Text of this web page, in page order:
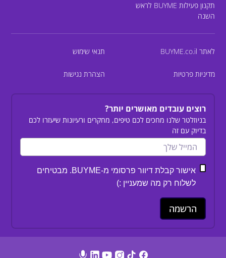
תקנון פעילות BUYME לראש
השנה
לאתר BUYME.co.il תנאי שימוש
מדיניות פרטיות הצהרת נגישות
רוצים עובדים מאושרים יותר?
בניוזלטר שלנו מחכים לכם טיפים, מחקרים ורעיונות שיעזרו לכם
בדיוק עם זה
אישור קבלת דיוור פרסומי מ-BUYME. מבטיחים
לשלוח רק מה שמעניין :)